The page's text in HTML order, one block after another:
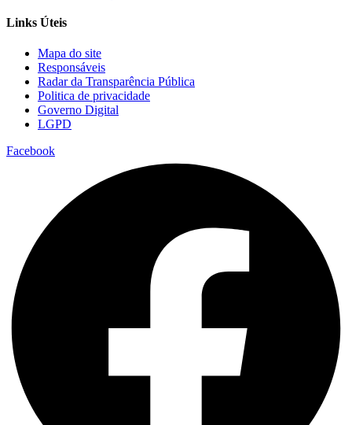
Links Úteis
Mapa do site
Responsáveis
Radar da Transparência Pública
Politica de privacidade
Governo Digital
LGPD
Facebook